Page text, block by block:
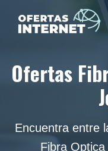
Ofertas
Encuentra entre
Fibra